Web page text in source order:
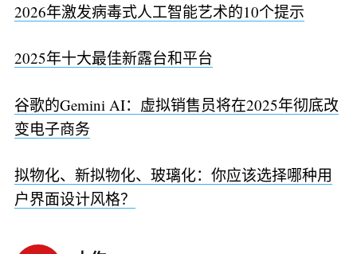
2026年激发病毒式人工智能艺术的10个提示
2025年十大最佳新露台和平台
谷歌的Gemini AI：虚拟销售员将在2025年彻底改
变电子商务
拟物化、新拟物化、玻璃化：你应该选择哪种用
户界面设计风格？